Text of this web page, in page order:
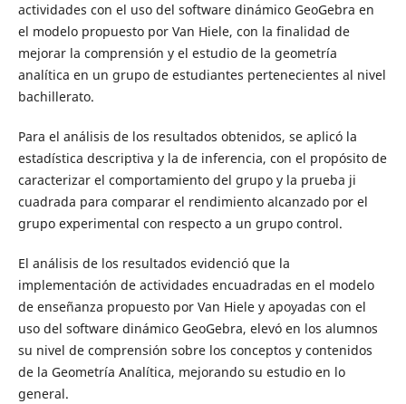
actividades con el uso del software dinámico GeoGebra en
el modelo propuesto por Van Hiele, con la finalidad de
mejorar la comprensión y el estudio de la geometría
analítica en un grupo de estudiantes pertenecientes al nivel
bachillerato.
Para el análisis de los resultados obtenidos, se aplicó la
estadística descriptiva y la de inferencia, con el propósito de
caracterizar el comportamiento del grupo y la prueba ji
cuadrada para comparar el rendimiento alcanzado por el
grupo experimental con respecto a un grupo control.
El análisis de los resultados evidenció que la
implementación de actividades encuadradas en el modelo
de enseñanza propuesto por Van Hiele y apoyadas con el
uso del software dinámico GeoGebra, elevó en los alumnos
su nivel de comprensión sobre los conceptos y contenidos
de la Geometría Analítica, mejorando su estudio en lo
general.